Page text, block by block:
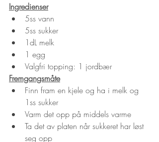
Ingredienser
5ss vann
5ss sukker
1dL melk
1 egg
Valgfri topping: 1 jordbær
Fremgangsmåte
Finn fram en kjele og ha i melk og
1ss sukker
Varm det opp på middels varme
Ta det av platen når sukkeret har løst
seg opp